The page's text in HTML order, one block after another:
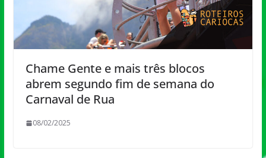
Chame Gente e mais três blocos
abrem segundo fim de semana do
Carnaval de Rua
08/02/2025